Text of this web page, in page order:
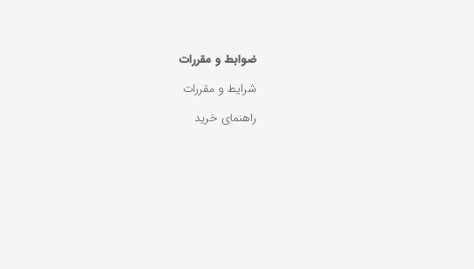
ضوابط و مقررات
شرایط و مقررات
راهنمای خرید